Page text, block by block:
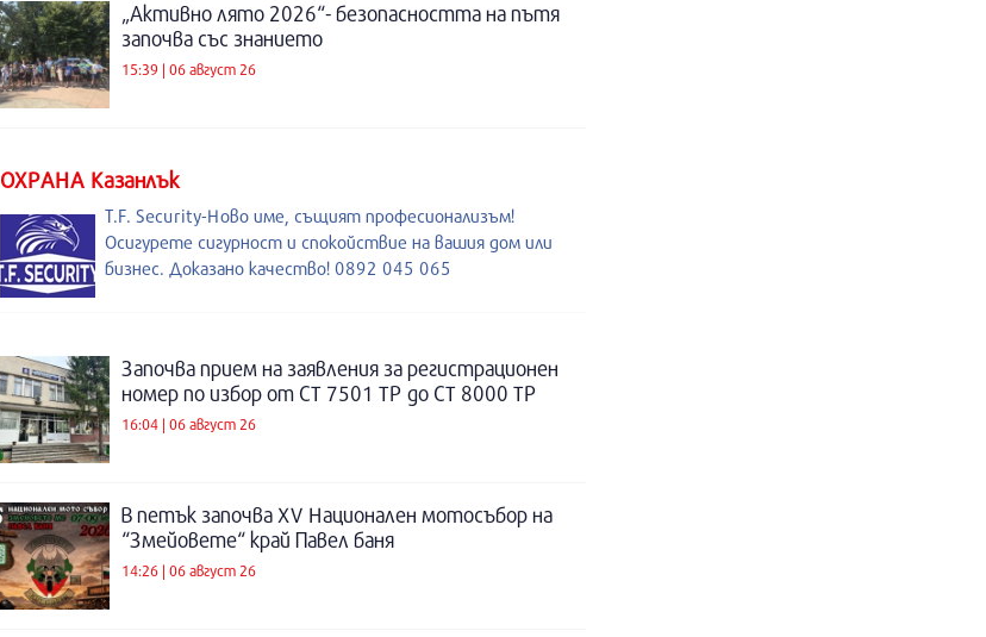
„Активно лято 2026“- безопасността на пътя
започва със знанието
15:39 | 06 август 26
ОХРАНА Казанлък
T.F. Security-Ново име, същият професионализъм!
Осигурете сигурност и спокойствие на вашия дом или
бизнес. Доказано качество! 0892 045 065
Започва прием на заявления за регистрационен
номер по избор от СТ 7501 ТР до СТ 8000 ТР
16:04 | 06 август 26
В петък започва XV Национален мотосъбор на
“Змейовете“ край Павел баня
14:26 | 06 август 26